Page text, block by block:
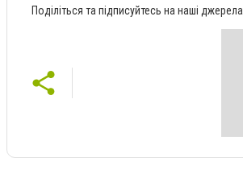
Поділіться та підписуйтесь на наші джерела